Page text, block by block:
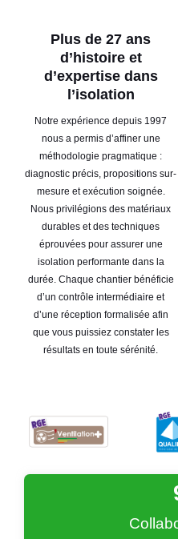
Plus de 27 ans
d’histoire et
d’expertise dans
l’isolation
Notre expérience depuis 1997
nous a permis d’affiner une
méthodologie pragmatique :
diagnostic précis, propositions sur-
mesure et exécution soignée.
Nous privilégions des matériaux
durables et des techniques
éprouvées pour assurer une
isolation performante dans la
durée. Chaque chantier bénéficie
d’un contrôle intermédiaire et
d’une réception formalisée afin
que vous puissiez constater les
résultats en toute sérénité.